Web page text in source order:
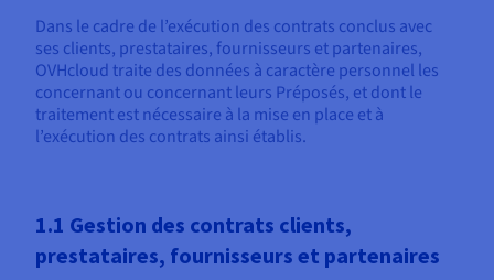
Dans le cadre de l’exécution des contrats conclus avec
ses clients, prestataires, fournisseurs et partenaires,
OVHcloud traite des données à caractère personnel les
concernant ou concernant leurs Préposés, et dont le
traitement est nécessaire à la mise en place et à
l’exécution des contrats ainsi établis.
1.1 Gestion des contrats clients,
prestataires, fournisseurs et partenaires